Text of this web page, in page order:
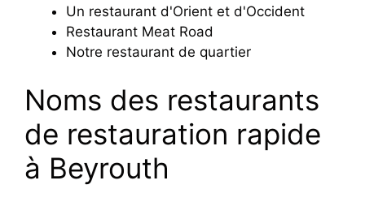
Un restaurant d'Orient et d'Occident
Restaurant Meat Road
Notre restaurant de quartier
Noms des restaurants
de restauration rapide
à Beyrouth